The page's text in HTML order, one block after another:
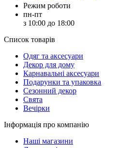
Режим роботи
пн-пт
з 10:00 до 18:00
Список товарів
Oдяг та аксесуари
Декор для дому
Карнавальні аксесуари
Подарунки та упаковка
Сезонний декор
Свята
Вечірки
Інформація про компанію
Наші магазини